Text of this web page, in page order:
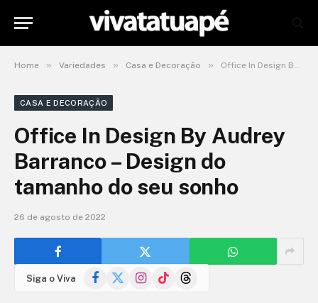
Home » Variedades » Casa e Decoração » Office In Design By Audrey Barranco – Design do tamanho do seu sonho
CASA E DECORAÇÃO
Office In Design By Audrey
Barranco – Design do
tamanho do seu sonho
26 de agosto de 2022
Siga o Viva Facebook
X
InstagramTikTokThreads